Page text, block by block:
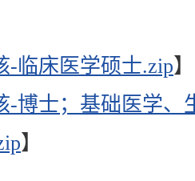
-临床医学硕士.zip】
-博士；基础医学、
】